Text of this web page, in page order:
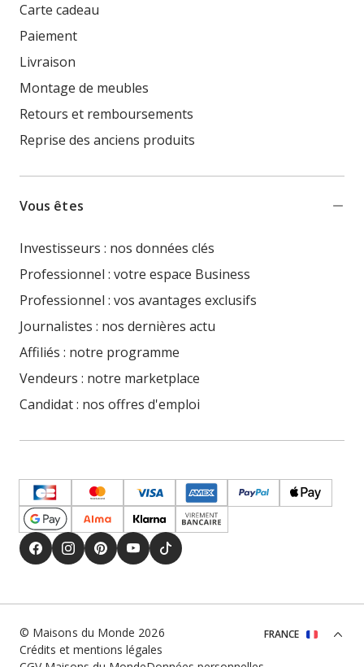
Carte cadeau
Paiement
Livraison
Montage de meubles
Retours et remboursements
Reprise des anciens produits
Vous êtes
Investisseurs : nos données clés
Professionnel : votre espace Business
Professionnel : vos avantages exclusifs
Journalistes : nos dernières actu
Affiliés : notre programme
Vendeurs : notre marketplace
Candidat : nos offres d'emploi
© Maisons du Monde 2026
Crédits et mentions légales
FRANCE